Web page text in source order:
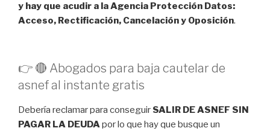
y hay que acudir a la Agencia Protección Datos:
Acceso, Rectificación, Cancelación y Oposición.
👉 🔴 Abogados para baja cautelar de
asnef al instante gratis
Debería reclamar para conseguir SALIR DE ASNEF SIN
PAGAR LA DEUDApor lo que hay que busque un